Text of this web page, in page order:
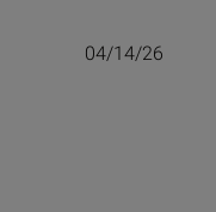
04/14/26